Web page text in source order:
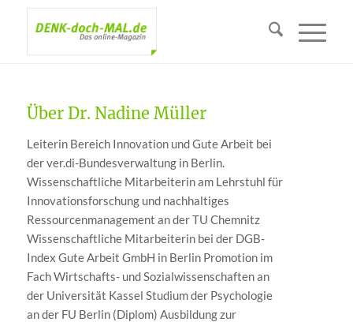
Über Dr. Nadine Müller
Leiterin Bereich Innovation und Gute Arbeit bei
der ver.di-Bundesverwaltung in Berlin.
Wissenschaftliche Mitarbeiterin am Lehrstuhl für
Innovationsforschung und nachhaltiges
Ressourcenmanagement an der TU Chemnitz
Wissenschaftliche Mitarbeiterin bei der DGB-
Index Gute Arbeit GmbH in Berlin Promotion im
Fach Wirtschafts- und Sozialwissenschaften an
der Universität Kassel Studium der Psychologie
an der FU Berlin (Diplom) Ausbildung zur